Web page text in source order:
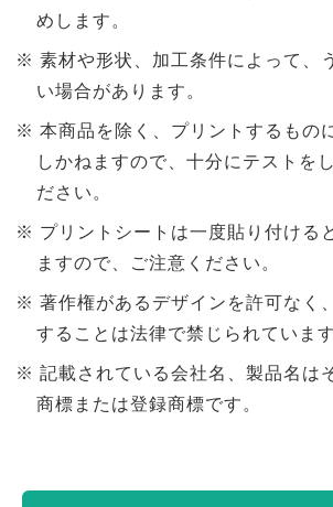
めします。
素材や形状、加工条件によって、
い場合があります。
本商品を除く、プリントするもの
しかねますので、十分にテストを
ださい。
プリントシートは一度貼り付ける
ますので、ご注意ください。
著作権があるデザインを許可なく
することは法律で禁じられています
記載されている会社名、製品名は
商標または登録商標です。